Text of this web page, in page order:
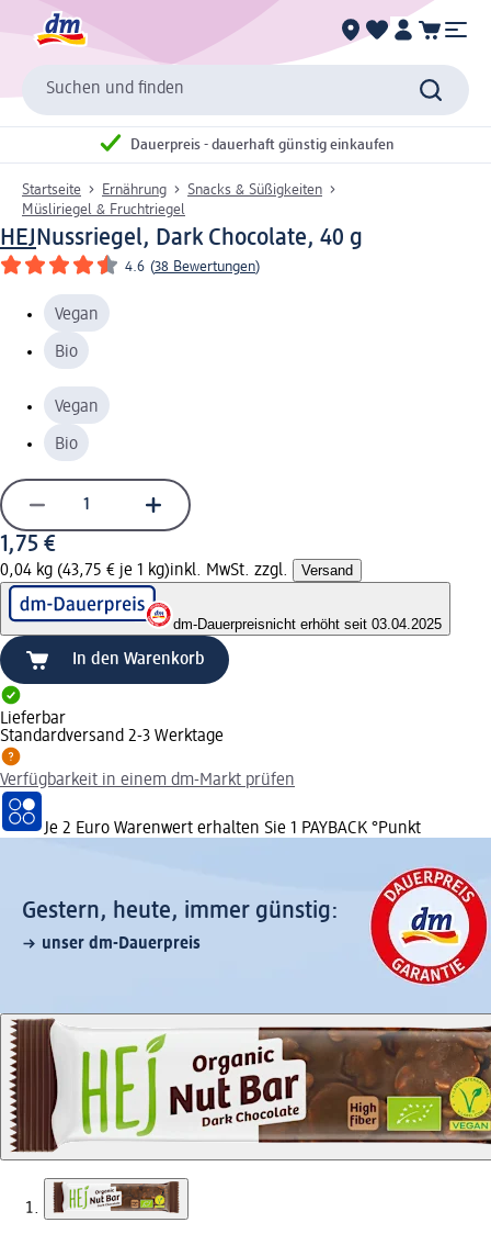
Suchen und finden
Dauerpreis - dauerhaft günstig einkaufen
Startseite Ernährung
Snacks & Süßigkeiten
Müsliriegel & Fruchtriegel
HEJNussriegel, Dark Chocolate, 40 g
4.6 (38 Bewertungen)
Vegan
Bio
Vegan
Bio
1,75 €
0,04 kg (43,75 € je 1 kg)inkl. MwSt. zzgl. Versand
dm-Dauerpreisnicht erhöht seit 03.04.2025
In den Warenkorb
Lieferbar
Standardversand 2-3 Werktage
Verfügbarkeit in einem dm-Markt prüfen
Je 2 Euro Warenwert erhalten Sie 1 PAYBACK °Punkt
Gestern, heute, immer günstig:
unser dm-Dauerpreis